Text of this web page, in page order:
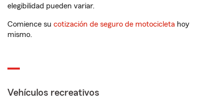
elegibilidad pueden variar.
Comience su cotización de seguro de motocicleta hoy
mismo.
Vehículos recreativos